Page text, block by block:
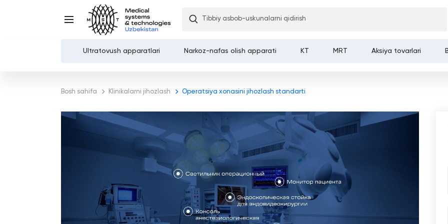
Tibbiy asbob-uskunalarni qidirish
Ultratovush apparatlari Narkoz-nafas olish apparati KT MRT Aksiya tovarlari
Bosh sahifa Klinikalarni jihozlash Operatsiya xonasini jihozlash standarti